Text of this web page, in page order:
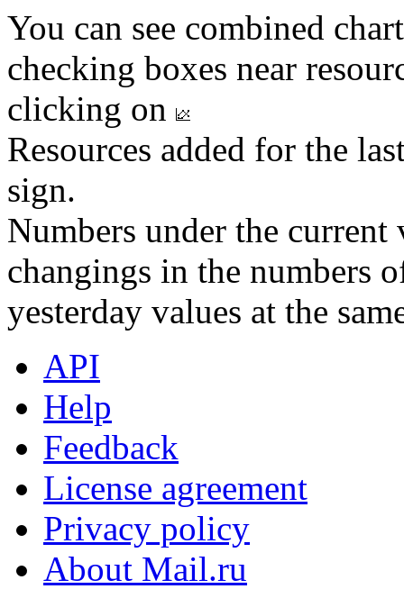
You can see combined
checking boxes near
clicking on
Resources added for the
sign.
Numbers under the
changings in the numbers
yesterday values at the
API
Help
Feedback
License agreement
Privacy policy
About Mail.ru